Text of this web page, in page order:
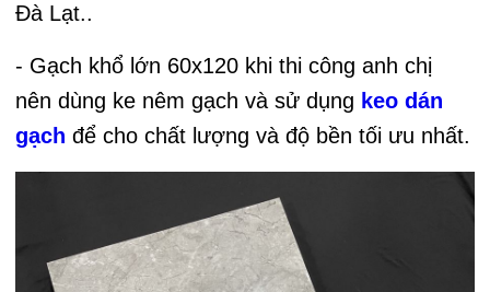
Đà Lạt..
- Gạch khổ lớn 60x120 khi thi công anh chị
nên dùng ke nêm gạch và sử dụng keo dán
gạch để cho chất lượng và độ bền tối ưu nhất.